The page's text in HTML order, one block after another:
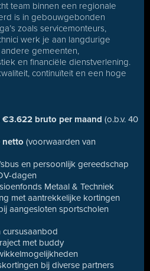
team binnen een regionale
is in gebouwgebonden
zoals servicemonteurs,
werk je aan langdurige
gemeenten,
en financiële dienstverlening.
continuïteit en een hoge
€3.622 bruto per maand (o.b.v. 40
netto (voorwaarden van
en persoonlijk gereedschap
dagen
Metaal & Techniek
met aantrekkelijke kortingen
aangesloten sportscholen
cursusaanbod
met buddy
bij diverse partners